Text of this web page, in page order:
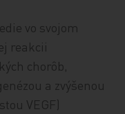
vo svojom
reakcii
chorôb,
a zvýšenou
VEGF)